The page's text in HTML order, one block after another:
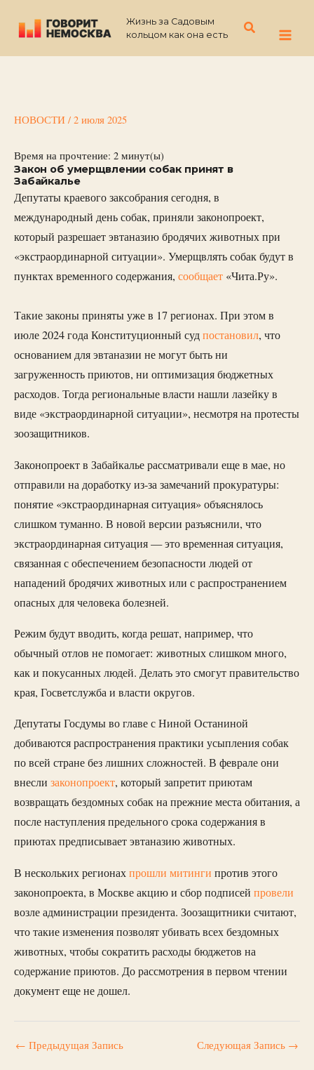
содержимому
Жизнь за Садовым
кольцом как она есть
Поиск
НОВОСТИ / 2 июля 2025
Время на прочтение: 2 минут(ы)
Закон об умерщвлении собак принят в
Забайкалье
Депутаты краевого заксобрания сегодня, в
международный день собак, приняли законопроект,
который разрешает эвтаназию бродячих животных при
«экстраординарной ситуации». Умерщвлять собак будут в
пунктах временного содержания, сообщает «Чита.Ру».
Такие законы приняты уже в 17 регионах. При этом в
июле 2024 года Конституционный судпостановил, что
основанием для эвтаназии не могут быть ни
загруженность приютов, ни оптимизация бюджетных
расходов. Тогда региональные власти нашли лазейку в
виде «экстраординарной ситуации», несмотря на протесты
зоозащитников.
Законопроект в Забайкалье рассматривали еще в мае, но
отправили на доработку из-за замечаний прокуратуры:
понятие «экстраординарная ситуация» объяснялось
слишком туманно. В новой версии разъяснили, что
экстраординарная ситуация — это временная ситуация,
связанная с обеспечением безопасности людей от
нападений бродячих животных или с распространением
опасных для человека болезней.
Режим будут вводить, когда решат, например, что
обычный отлов не помогает: животных слишком много,
как и покусанных людей. Делать это смогут правительство
края, Госветслужба и власти округов.
Депутаты Госдумы во главе с Ниной Останиной
добиваются распространения практики усыпления собак
по всей стране без лишних сложностей. В феврале они
внесли законопроект, который запретит приютам
возвращать бездомных собак на прежние места обитания, а
после наступления предельного срока содержания в
приютах предписывает эвтаназию животных.
В нескольких регионахпрошли митинги против этого
законопроекта, в Москве акцию и сбор подписей провели
возле администрации президента. Зоозащитники считают,
что такие изменения позволят убивать всех бездомных
животных, чтобы сократить расходы бюджетов на
содержание приютов. До рассмотрения в первом чтении
документ еще не дошел.
← Предыдущая Запись Следующая Запись →